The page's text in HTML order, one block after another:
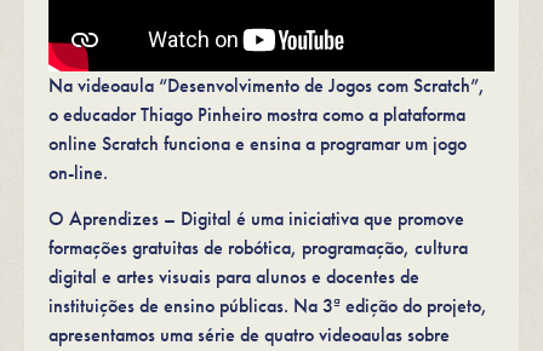
Na videoaula “Desenvolvimento de Jogos com Scratch”,
o educador Thiago Pinheiro mostra como a plataforma
online Scratch funciona e ensina a programar um jogo
on-line.
O Aprendizes – Digital é uma iniciativa que promove
formações gratuitas de robótica, programação, cultura
digital e artes visuais para alunos e docentes de
instituições de ensino públicas. Na 3ª edição do projeto,
apresentamos uma série de quatro videoaulas sobre